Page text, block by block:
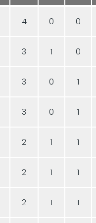
4 0 0
3 1 0
3 0 1
3 0 1
2 1 1
2 1 1
2 1 1